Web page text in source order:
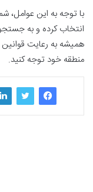
با توجه به این عوامل،
انتخاب کرده و به
همیشه به رعایت
منطقه خود توجه کنید.